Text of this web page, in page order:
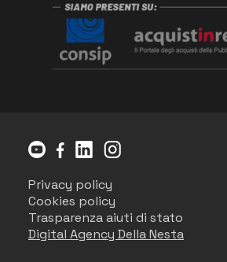
Privacy policy
Cookies policy
Trasparenza aiuti di stato
Digital Agency Della Nesta